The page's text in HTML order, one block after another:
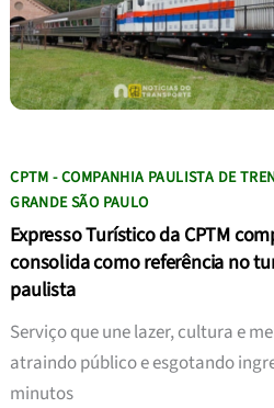
CPTM - COMPANHIA PAULISTA DE
GRANDE SÃO PAULO
Expresso Turístico da CPTM
consolida como referência no
paulista
Serviço que une lazer, cultura e
atraindo público e esgotando
minutos